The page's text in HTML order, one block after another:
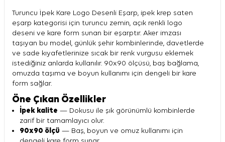
Turuncu İpek Kare Logo Desenli Eşarp, ipek krep saten
eşarp kategorisi için turuncu zemin, açık renkli logo
deseni ve kare form sunan bir eşarptır. Aker imzası
taşıyan bu model, günlük şehir kombinlerinde, davetlerde
ve sade kıyafetlerinize sıcak bir renk vurgusu eklemek
istediğiniz anlarda kullanılır. 90x90 ölçüsü, baş bağlama,
omuzda taşıma ve boyun kullanımı için dengeli bir kare
form sağlar.
Öne Çıkan Özellikler
İpek kalite — Dokusu ile şık görünümlü kombinlerde
zarif bir tamamlayıcı olur.
90x90 ölçü — Baş, boyun ve omuz kullanımı için